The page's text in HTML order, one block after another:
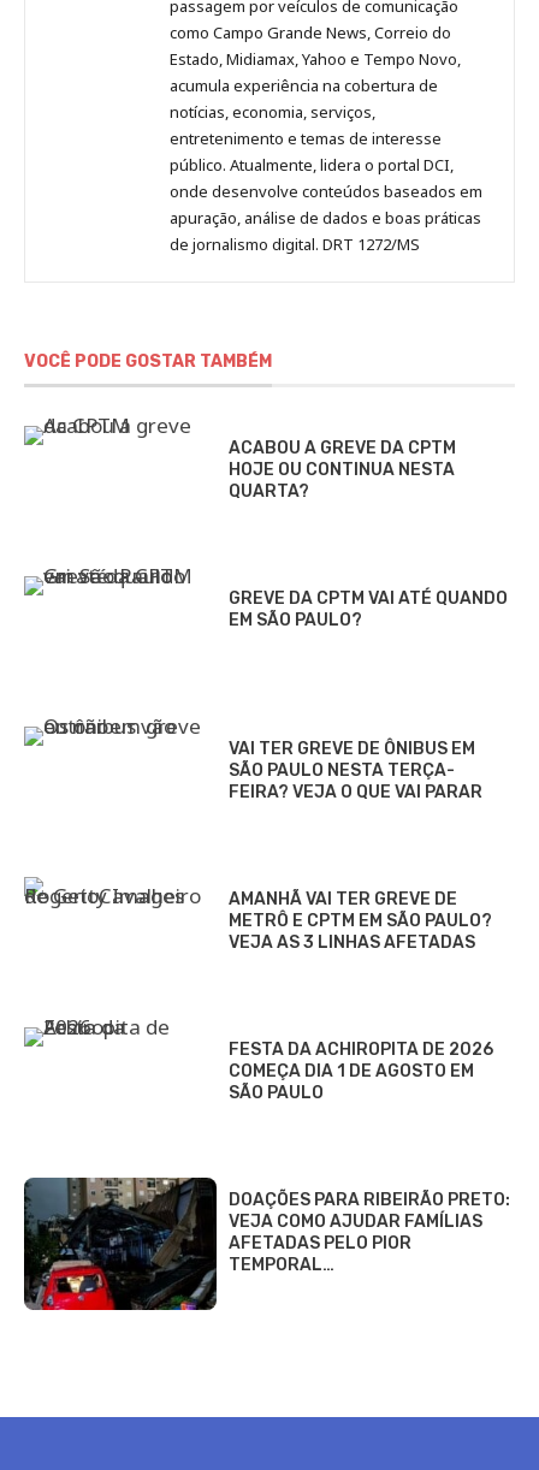
passagem por veículos de comunicação
como Campo Grande News, Correio do
Estado, Midiamax, Yahoo e Tempo Novo,
acumula experiência na cobertura de
notícias, economia, serviços,
entretenimento e temas de interesse
público. Atualmente, lidera o portal DCI,
onde desenvolve conteúdos baseados em
apuração, análise de dados e boas práticas
de jornalismo digital. DRT 1272/MS
VOCÊ PODE GOSTAR TAMBÉM
ACABOU A GREVE DA CPTM
HOJE OU CONTINUA NESTA
QUARTA?
GREVE DA CPTM VAI ATÉ QUANDO
EM SÃO PAULO?
VAI TER GREVE DE ÔNIBUS EM
SÃO PAULO NESTA TERÇA-
FEIRA? VEJA O QUE VAI PARAR
AMANHÃ VAI TER GREVE DE
METRÔ E CPTM EM SÃO PAULO?
VEJA AS 3 LINHAS AFETADAS
FESTA DA ACHIROPITA DE 2026
COMEÇA DIA 1 DE AGOSTO EM
SÃO PAULO
DOAÇÕES PARA RIBEIRÃO PRETO:
VEJA COMO AJUDAR FAMÍLIAS
AFETADAS PELO PIOR
TEMPORAL…